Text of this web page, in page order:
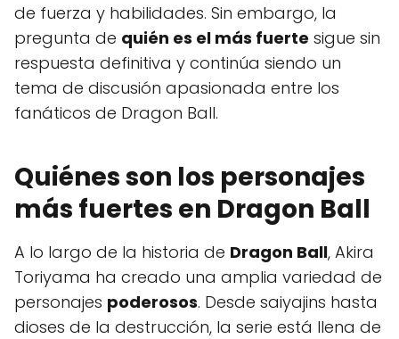
de fuerza y habilidades. Sin embargo, la
pregunta de quién es el más fuerte sigue sin
respuesta definitiva y continúa siendo un
tema de discusión apasionada entre los
fanáticos de Dragon Ball.
Quiénes son los personajes
más fuertes en Dragon Ball
A lo largo de la historia de Dragon Ball, Akira
Toriyama ha creado una amplia variedad de
personajes poderosos. Desde saiyajins hasta
dioses de la destrucción, la serie está llena de